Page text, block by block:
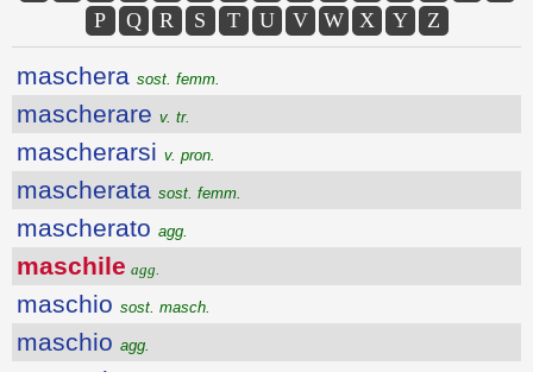
P
Q R S T U V W X Y Z
maschera sost. femm.
mascherare v. tr.
mascherarsi v. pron.
mascherata sost. femm.
mascherato agg.
maschile agg.
maschio sost. masch.
maschio agg.